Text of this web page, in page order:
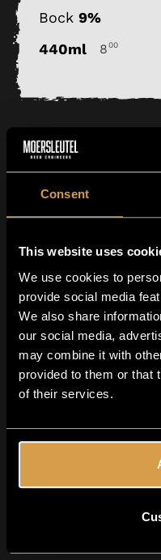
Consent
This website uses
We use cookies to
provide social media
We also share
our social media,
may combine it with
provided to them or that
of their services.
Avez-
Bock 9%
440ml
800
Beam